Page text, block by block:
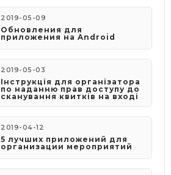
2019-05-09
​Обновления для
приложения на Android
2019-05-03
​Інструкція для організатора
по наданню прав доступу до
сканування квитків на вході
2019-04-12
5 лучших приложений для
организации мероприятий